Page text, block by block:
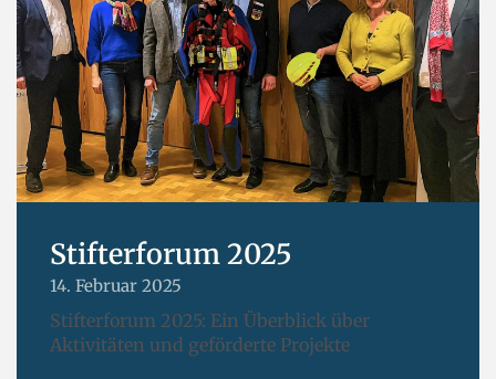
Stifterforum 2025
14. Februar 2025
Stifterforum 2025: Ein Überblick über
Aktivitäten und geförderte Projekte